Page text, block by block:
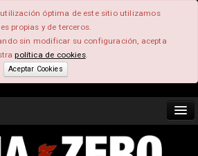
óptima de este sitio utilizamos
propias y de terceros.
sin modificar su configuración, acepta
política de cookies.
Aceptar Cookies